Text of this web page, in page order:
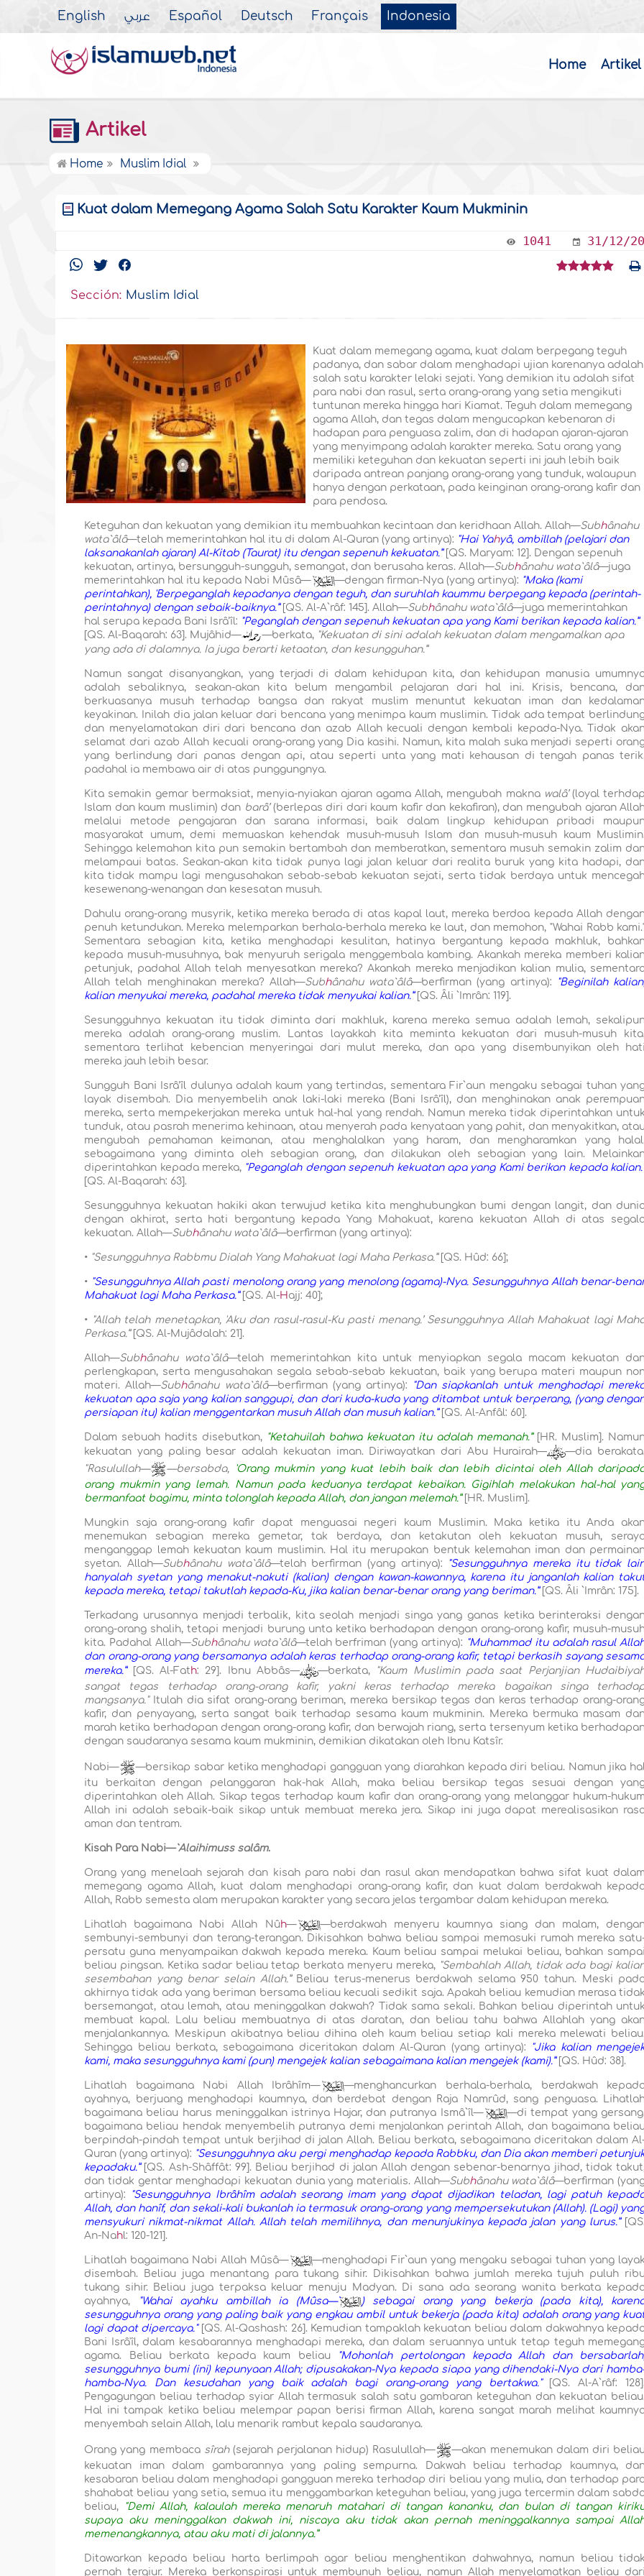
English عربي Español Deutsch Français Indonesia
Home Artikel
Artikel
Home Muslim Idial
Kuat dalam Memegang Agama Salah Satu Karakter Kaum Mukminin
1041 31/12/
Sección: Muslim Idial
Kuat dalam memegang agama, kuat dalam berpegang teguh
padanya, dan sabar dalam menghadapi ujian karenanya adalah
salah satu karakter lelaki sejati. Yang demikian itu adalah sifat
para nabi dan rasul, serta orang-orang yang setia mengikuti
tuntunan mereka hingga hari Kiamat. Teguh dalam memegang
agama Allah, dan tegas dalam mengucapkan kebenaran di
hadapan para penguasa zalim, dan di hadapan ajaran-ajaran
yang menyimpang adalah karakter mereka. Satu orang yang
memiliki keteguhan dan kekuatan seperti ini jauh lebih baik
daripada antrean panjang orang-orang yang tunduk, walaupun
hanya dengan perkataan, pada keinginan orang-orang kafir dan
para pendosa.
Keteguhan dan kekuatan yang demikian itu membuahkan kecintaan dan keridhaan Allah. Allah—Subhânahu
wata`âlâ—telah memerintahkan hal itu di dalam Al-Quran (yang artinya): "Hai Yahyâ, ambillah (pelajari dan
laksanakanlah ajaran) Al-Kitab (Taurat) itu dengan sepenuh kekuatan.”[QS. Maryam: 12]. Dengan sepenuh
kekuatan, artinya, bersungguh-sungguh, semangat, dan berusaha keras. Allah—Subhânahu wata`âlâ—juga
memerintahkan hal itu kepada Nabi Mûsâ—` —dengan firman-Nya (yang artinya): "Maka (kami
perintahkan), 'Berpeganglah kepadanya dengan teguh, dan suruhlah kaummu berpegang kepada (perintah-
perintahnya) dengan sebaik-baiknya.”[QS. Al-A`râf: 145]. Allah—Subhânahu wata`âlâ—juga memerintahkan
hal serupa kepada Bani Isrâ’îl: "Peganglah dengan sepenuh kekuatan apa yang Kami berikan kepada kalian.”
[QS. Al-Baqarah: 63]. Mujâhid—
—berkata, "Kekuatan di sini adalah kekuatan dalam mengamalkan apa
yang ada di dalamnya. Ia juga berarti ketaatan, dan kesungguhan.”
Namun sangat disanyangkan, yang terjadi di dalam kehidupan kita, dan kehidupan manusia
adalah sebaliknya, seakan-akan kita belum mengambil pelajaran dari hal ini. Krisis, bencana,
berkuasanya musuh terhadap bangsa dan rakyat muslim menuntut kekuatan iman dan
keyakinan. Inilah dia jalan keluar dari bencana yang menimpa kaum muslimin. Tidak ada tempat
dan menyelamatakan diri dari bencana dan azab Allah kecuali dengan kembali kepada-Nya. Tidak
selamat dari azab Allah kecuali orang-orang yang Dia kasihi. Namun, kita malah suka menjadi seperti
yang berlindung dari panas dengan api, atau seperti unta yang mati kehausan di tengah panas
padahal ia membawa air di atas punggungnya.
Kita semakin gemar bermaksiat, menyia-nyiakan ajaran agama Allah, mengubah makna walâ’(loyal terhdap
Islam dan kaum muslimin) dan barâ’(berlepas diri dari kaum kafir dan kekafiran), dan mengubah ajaran
melalui metode pengajaran dan sarana informasi, baik dalam lingkup kehidupan pribadi
masyarakat umum, demi memuaskan kehendak musuh-musuh Islam dan musuh-musuh kaum Muslimin.
Sehingga kelemahan kita pun semakin bertambah dan memberatkan, sementara musuh semakin zalim
melampaui batas. Seakan-akan kita tidak punya lagi jalan keluar dari realita buruk yang kita hadapi,
kita tidak mampu lagi mengusahakan sebab-sebab kekuatan sejati, serta tidak berdaya untuk
kesewenang-wenangan dan kesesatan musuh.
Dahulu orang-orang musyrik, ketika mereka berada di atas kapal laut, mereka berdoa kepada Allah
penuh ketundukan. Mereka melemparkan berhala-berhala mereka ke laut, dan memohon, "Wahai Rabb
Sementara sebagian kita, ketika menghadapi kesulitan, hatinya bergantung kepada makhluk,
kepada musuh-musuhnya, bak menyuruh serigala menggembala kambing. Akankah mereka memberi
petunjuk, padahal Allah telah menyesatkan mereka? Akankah mereka menjadikan kalian mulia,
Allah telah menghinakan mereka? Allah—Subhânahu wata`âlâ—berfirman (yang artinya):
"Beginilah
kalian menyukai mereka, padahal mereka tidak menyukai kalian.”[QS. Âli `Imrân: 119].
Sesungguhnya kekuatan itu tidak diminta dari makhluk, karena mereka semua adalah lemah,
mereka adalah orang-orang muslim. Lantas layakkah kita meminta kekuatan dari musuh-musuh
sementara terlihat kebencian menyeringai dari mulut mereka, dan apa yang disembunyikan oleh hati
mereka jauh lebih besar.
Sungguh Bani Isrâ’îl dulunya adalah kaum yang tertindas, sementara Fir`aun mengaku sebagai tuhan
layak disembah. Dia menyembelih anak laki-laki mereka (Bani Isrâ’îl), dan menghinakan anak
mereka, serta mempekerjakan mereka untuk hal-hal yang rendah. Namun mereka tidak diperintahkan untuk
tunduk, atau pasrah menerima kehinaan, atau menyerah pada kenyataan yang pahit, dan menyakitkan,
mengubah pemahaman keimanan, atau menghalalkan yang haram, dan mengharamkan yang
sebagaimana yang diminta oleh sebagian orang, dan dilakukan oleh sebagian yang lain.
diperintahkan kepada mereka, "Peganglah dengan sepenuh kekuatan apa yang Kami berikan kepada
[QS. Al-Baqarah: 63].
Sesungguhnya kekuatan hakiki akan terwujud ketika kita menghubungkan bumi dengan langit, dan
dengan akhirat, serta hati bergantung kepada Yang Mahakuat, karena kekuatan Allah di atas
kekuatan. Allah—Subhânahu wata`âlâ—berfirman (yang artinya):
• "Sesungguhnya Rabbmu Dialah Yang Mahakuat lagi Maha Perkasa.”[QS. Hûd: 66];
• "Sesungguhnya Allah pasti menolong orang yang menolong (agama)-Nya. Sesungguhnya Allah benar-
Mahakuat lagi Maha Perkasa.”[QS. Al-H ajj: 40];
• "Allah telah menetapkan, 'Aku dan rasul-rasul-Ku pasti menang.’ Sesungguhnya Allah Mahakuat lagi
Perkasa.”[QS. Al-Mujâdalah: 21].
Allah—Subhânahu wata`âlâ—telah memerintahkan kita untuk menyiapkan segala macam kekuatan
perlengkapan, serta mengusahakan segala sebab-sebab kekuatan, baik yang berupa materi maupun
materi. Allah—Subhânahu wata`âlâ—berfirman (yang artinya):
"Dan siapkanlah untuk menghadapi
kekuatan apa saja yang kalian sanggupi, dan dari kuda-kuda yang ditambat untuk berperang, (yang
persiapan itu) kalian menggentarkan musuh Allah dan musuh kalian.”[QS. Al-Anfâl: 60].
Dalam sebuah hadits disebutkan, "Ketahuilah bahwa kekuatan itu adalah memanah.”[HR. Muslim].
kekuatan yang paling besar adalah kekuatan iman. Diriwayatkan dari Abu Hurairah—
—dia
"Rasulullah—
—bersabda,
'Orang mukmin yang kuat lebih baik dan lebih dicintai oleh Allah
orang mukmin yang lemah. Namun pada keduanya terdapat kebaikan. Gigihlah melakukan hal-hal
bermanfaat bagimu, minta tolonglah kepada Allah, dan jangan melemah.”[HR. Muslim].
Mungkin saja orang-orang kafir dapat menguasai negeri kaum Muslimin. Maka ketika itu Anda
menemukan sebagian mereka gemetar, tak berdaya, dan ketakutan oleh kekuatan musuh,
menganggap lemah kekuatan kaum muslimin. Hal itu merupakan bentuk kelemahan iman dan
syetan. Allah—Subhânahu wata`âlâ—telah berfirman (yang artinya):
"Sesungguhnya mereka itu tidak
hanyalah syetan yang menakut-nakuti (kalian) dengan kawan-kawannya, karena itu janganlah kalian
kepada mereka, tetapi takutlah kepada-Ku, jika kalian benar-benar orang yang beriman.”[QS. Âli `Imrân: 175].
Terkadang urusannya menjadi terbalik, kita seolah menjadi singa yang ganas ketika berinteraksi
orang-orang shalih, tetapi menjadi burung unta ketika berhadapan dengan orang-orang kafir, musuh-
kita. Padahal Allah—Subhânahu wata`âlâ—telah berfriman (yang artinya): "Muhammad itu adalah rasul
dan orang-orang yang bersamanya adalah keras terhadap orang-orang kafir, tetapi berkasih sayang
mereka.”[QS. Al-Fat h: 29]. Ibnu Abbâs— —berkata,
"Kaum Muslimin pada saat Perjanjian
sangat tegas terhadap orang-orang kafir, yakni keras terhadap mereka bagaikan singa
mangsanya."Itulah dia sifat orang-orang beriman, mereka bersikap tegas dan keras terhadap orang-
kafir, dan penyayang, serta sangat baik terhadap sesama kaum mukminin. Mereka bermuka masam
marah ketika berhadapan dengan orang-orang kafir, dan berwajah riang, serta tersenyum ketika
dengan saudaranya sesama kaum mukminin, demikian dikatakan oleh Ibnu Katsîr.
Nabi—
—bersikap sabar ketika menghadapi gangguan yang diarahkan kepada diri beliau. Namun jika hal
itu berkaitan dengan pelanggaran hak-hak Allah, maka beliau bersikap tegas sesuai dengan
diperintahkan oleh Allah. Sikap tegas terhadap kaum kafir dan orang-orang yang melanggar hukum-hukum
Allah ini adalah sebaik-baik sikap untuk membuat mereka jera. Sikap ini juga dapat merealisasikan
aman dan tentram.
Kisah Para Nabi—`Alaihimuss salâm.
Orang yang menelaah sejarah dan kisah para nabi dan rasul akan mendapatkan bahwa sifat kuat dalam
memegang agama Allah, kuat dalam menghadapi orang-orang kafir, dan kuat dalam berdakwah
Allah, Rabb semesta alam merupakan karakter yang secara jelas tergambar dalam kehidupan mereka.
Lihatlah bagaimana Nabi Allah Nûh—`
—berdakwah menyeru kaumnya siang dan malam,
sembunyi-sembunyi dan terang-terangan. Dikisahkan bahwa beliau sampai memasuki rumah mereka
persatu guna menyampaikan dakwah kepada mereka. Kaum beliau sampai melukai beliau, bahkan sampai
beliau pingsan. Ketika sadar beliau tetap berkata menyeru mereka, "Sembahlah Allah, tidak ada bagi
sesembahan yang benar selain Allah.”Beliau terus-menerus berdakwah selama 950 tahun. Meski
akhirnya tidak ada yang beriman bersama beliau kecuali sedikit saja. Apakah beliau kemudian merasa tidak
bersemangat, atau lemah, atau meninggalkan dakwah? Tidak sama sekali. Bahkan beliau diperintah untuk
membuat kapal. Lalu beliau membuatnya di atas daratan, dan beliau tahu bahwa Allahlah yang
menjalankannya. Meskipun akibatnya beliau dihina oleh kaum beliau setiap kali mereka melewati beliau.
Sehingga beliau berkata, sebagaimana diceritakan dalam Al-Quran (yang artinya):
"Jika kalian
kami, maka sesungguhnya kami (pun) mengejek kalian sebagaimana kalian mengejek (kami).”[QS. Hûd: 38].
Lihatlah bagaimana Nabi Allah Ibrâhîm—`
—menghancurkan berhala-berhala, berdakwah
ayahnya, berjuang menghadapi kaumnya, dan berdebat dengan Raja Namrûd, sang penguasa.
bagaimana beliau harus meninggalkan istrinya Hajar, dan putranya Ismâ`îl—`
—di tempat yang
bagaimana beliau hendak menyembelih putranya demi menjalankan perintah Allah, dan bagaimana
berpindah-pindah tempat untuk berjihad di jalan Allah. Beliau berkata, sebagaimana diceritakan dalam
Quran (yang artinya): "Sesungguhnya aku pergi menghadap kepada Rabbku, dan Dia akan memberi
kepadaku.”[QS. Ash-Shâffât: 99]. Beliau berjihad di jalan Allah dengan sebenar-benarnya jihad, tidak
dan tidak gentar menghadapi kekuatan dunia yang materialis. Allah—Subhânahu wata`âlâ—berfirman
artinya):
"Sesungguhnya Ibrâhîm adalah seorang imam yang dapat dijadikan teladan, lagi patuh
Allah, dan hanîf, dan sekali-kali bukanlah ia termasuk orang-orang yang mempersekutukan (Allah). (Lagi)
mensyukuri nikmat-nikmat Allah. Allah telah memilihnya, dan menunjukinya kepada jalan yang lurus.”[QS.
An-Nahl: 120-121].
Lihatlah bagaimana Nabi Allah Mûsâ—`
—menghadapi Fir`aun yang mengaku sebagai tuhan yang layak
disembah. Beliau juga menantang para tukang sihir. Dikisahkan bahwa jumlah mereka tujuh puluh
tukang sihir. Beliau juga terpaksa keluar menuju Madyan. Di sana ada seorang wanita berkata
ayahnya,
"Wahai ayahku ambillah ia (Mûsa—`
) sebagai orang yang bekerja (pada kita),
sesungguhnya orang yang paling baik yang engkau ambil untuk bekerja (pada kita) adalah orang yang
lagi dapat dipercaya."[QS. Al-Qashash: 26]. Kemudian tampaklah kekuatan beliau dalam dakwahnya
Bani Isrâ'îl, dalam kesabarannya menghadapi mereka, dan dalam seruannya untuk tetap teguh
agama. Beliau berkata kepada kaum beliau"Mohonlah pertolongan kepada Allah dan
sesungguhnya bumi (ini) kepunyaan Allah; dipusakakan-Nya kepada siapa yang dihendaki-Nya dari
hamba-Nya. Dan kesudahan yang baik adalah bagi orang-orang yang bertakwa."[QS. Al-A`râf: 128].
Pengagungan beliau terhadap syiar Allah termasuk salah satu gambaran keteguhan dan kekuatan beliau.
Hal ini tampak ketika beliau melempar papan berisi firman Allah, karena sangat marah melihat
menyembah selain Allah, lalu menarik rambut kepala saudaranya.
Orang yang membaca sîrah(sejarah perjalanan hidup) Rasulullah—
—akan menemukan dalam diri
kekuatan iman dalam gambarannya yang paling sempurna. Dakwah beliau terhadap kaumnya,
kesabaran beliau dalam menghadapi gangguan mereka terhadap diri beliau yang mulia, dan terhadap
shahabat beliau yang setia, semua itu menggambarkan keteguhan beliau, yang juga tercermin dalam
beliau,
"Demi Allah, kalaulah mereka menaruh matahari di tangan kananku, dan bulan di tangan
supaya aku meninggalkan dakwah ini, niscaya aku tidak akan pernah meninggalkannya sampai
memenangkannya, atau aku mati di jalannya.”
Ditawarkan kepada beliau harta berlimpah agar beliau menghentikan dahwahnya, namun beliau tidak
pernah tergiur. Mereka berkonspirasi untuk membunuh beliau, namun Allah menyelamatkan beliau dari